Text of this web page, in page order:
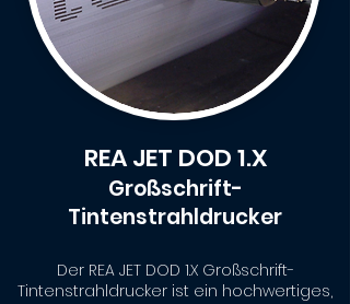
REA JET DOD 1.X
Großschrift-
Tintenstrahldrucker
Der REA JET DOD 1.X Großschrift-
Tintenstrahldrucker ist ein hochwertiges,